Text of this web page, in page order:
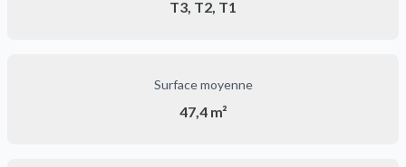
T3, T2, T1
Surface moyenne
47,4 m²